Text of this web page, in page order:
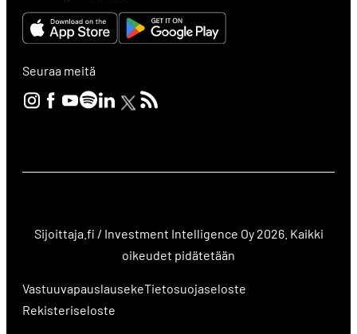
Seuraa meitä
Sijoittaja.fi / Investment Intelligence Oy 2026. Kaikki
oikeudet pidätetään
VastuuvapauslausekeTietosuojaseloste
Rekisteriseloste